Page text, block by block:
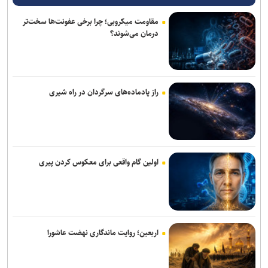
سی و نهمین اجلاس رؤسای آموزش و پرورش کشور با محوریت «حماسه
همدلی برای ایران» برگزار می‌شود
جهانگیر: ۷۰۰ پرونده تعهدات ارزی در دادسرای تهران در حال رسیدگی
است/ تغییرات مدیریتی در دوره جدید قوه قضائیه آغاز خواهد شد
تدوین «رهنمود‌های غذایی کودکان و نوجوانان» برای نخستین بار در کشور
آزمون‌های نهایی
۳ ﺗﺼﻔﻴﻪ‌ﺧﺎﻧﻪ‌ تهران تا پایان تابستان تکمیل و به بهره‌برداری می‌رسند
تابستان تحویل مردم می‌شود
دستگیری متهم متواری مخل نظام ارزی کشور در پیرانشهر
ترخیص اتوبوس‌های وارداتی از منطقه آزاد فرودگاه امام(ره) سرعت می‌گیرد
مقاومت میکروبی؛ چرا برخی عفونت‌ها سخت‌تر
درمان می‌شوند؟
راز پادماده‌های سرگردان در راه شیری
اولین گام واقعی برای معکوس کردن پیری
اربعین؛ روایت ماندگاری نهضت عاشورا